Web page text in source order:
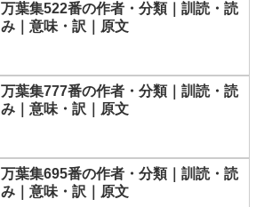
万葉集522番の作者・分類｜訓読・読
み｜意味・訳｜原文
万葉集777番の作者・分類｜訓読・読
み｜意味・訳｜原文
万葉集695番の作者・分類｜訓読・読
み｜意味・訳｜原文